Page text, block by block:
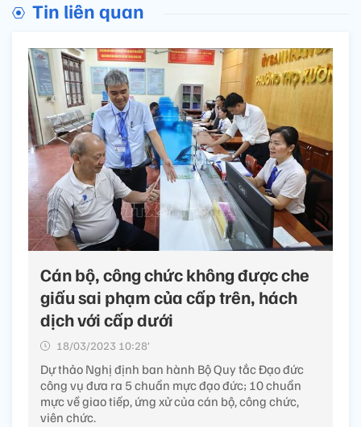
Tin liên quan
Cán bộ, công chức không được che
giấu sai phạm của cấp trên, hách
dịch với cấp dưới
18/03/2023 10:28’
Dự thảo Nghị định ban hành Bộ Quy tắc Đạo đức
công vụ đưa ra 5 chuẩn mực đạo đức; 10 chuẩn
mực về giao tiếp, ứng xử của cán bộ, công chức,
viên chức.